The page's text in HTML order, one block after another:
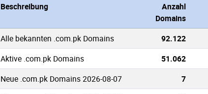
Beschreibung
Anzahl
Domains
Alle bekannten .com.pk Domains 92.122
Aktive .com.pk Domains 51.062
Neue .com.pk Domains 2026-08-07 7